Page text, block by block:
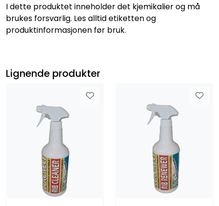
I dette produktet inneholder det kjemikalier og må
brukes forsvarlig. Les alltid etiketten og
produktinformasjonen før bruk.
Lignende produkter